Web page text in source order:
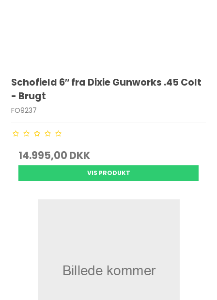
Schofield 6″ fra Dixie Gunworks .45 Colt
- Brugt
FO9237
14.995,00 DKK
VIS PRODUKT